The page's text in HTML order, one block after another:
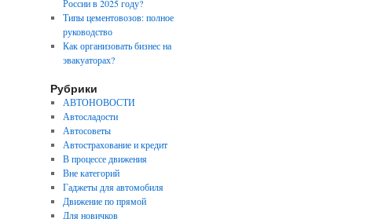
России в 2025 году?
Типы цементовозов: полное
руководство
Как организовать бизнес на
эвакуаторах?
Рубрики
АВТОНОВОСТИ
Автосладости
Автосоветы
Автострахование и кредит
В процессе движения
Вне категорий
Гаджеты для автомобиля
Движение по прямой
Для новичков